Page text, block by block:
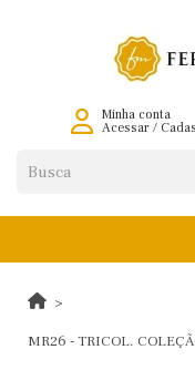
Minha conta
Acessar/
MR26 - TRICOL.